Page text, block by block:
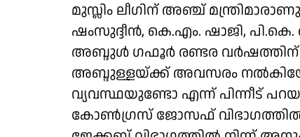
മുസ്ലിം ലീഗിന് അഞ്ച്
ഷംസുദ്ദീൻ, കെ.എം. ഷാജി,
അബ്ദുൾ ഗഫൂർ രണ്ടര വർഷത്തിന്
അബ്ദുള്ളയ്ക്ക് അവസരം
വ്യവസ്ഥയുണ്ടോ എന്ന് പിന്നീട്
കോൺഗ്രസ് ജോസഫ്